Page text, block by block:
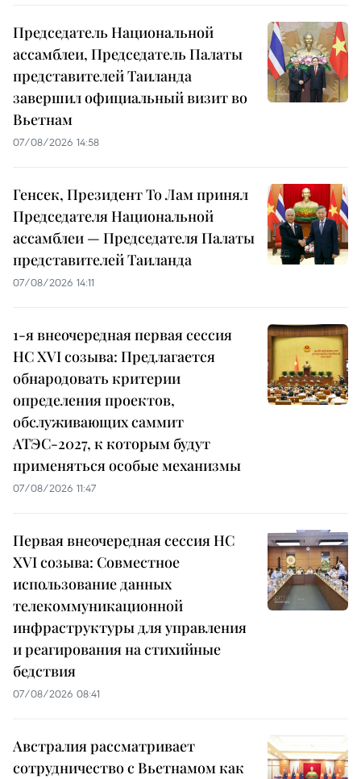
Председатель Национальной
ассамблеи, Председатель Палаты
представителей Таиланда
завершил официальный визит во
Вьетнам
07/08/2026 14:58
Генсек, Президент То Лам принял
Председателя Национальной
ассамблеи — Председателя Палаты
представителей Таиланда
07/08/2026 14:11
1-я внеочередная первая сессия
НС XVI созыва: Предлагается
обнародовать критерии
определения проектов,
обслуживающих саммит
АТЭС-2027, к которым будут
применяться особые механизмы
07/08/2026 11:47
Первая внеочередная сессия НС
XVI созыва: Совместное
использование данных
телекоммуникационной
инфраструктуры для управления
и реагирования на стихийные
бедствия
07/08/2026 08:41
Австралия рассматривает
сотрудничество с Вьетнамом как